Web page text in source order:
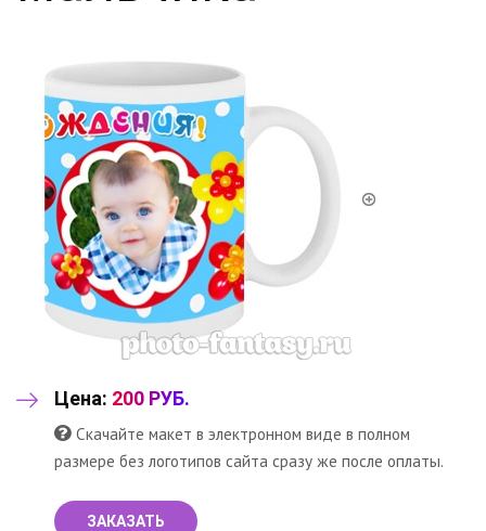
Цена: 200 РУБ.
Скачайте макет в электронном виде в полном
размере без логотипов сайта сразу же после оплаты.
ЗАКАЗАТЬ